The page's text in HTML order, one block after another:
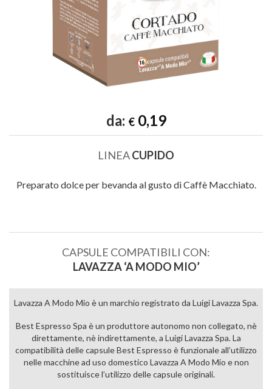
da: €0,19
LINEACUPIDO
Preparato dolce per bevanda al gusto di Caffè Macchiato.
CAPSULE COMPATIBILI CON:
LAVAZZA ‘A MODO MIO’
Lavazza A Modo Mio è un marchio registrato da Luigi Lavazza Spa.
Best Espresso Spa è un produttore autonomo non collegato, nè
direttamente, nè indirettamente, a Luigi Lavazza Spa. La
compatibilità delle capsule Best Espresso è funzionale all’utilizzo
nelle macchine ad uso domestico Lavazza A Modo Mio e non
sostituisce l’utilizzo delle capsule originali.